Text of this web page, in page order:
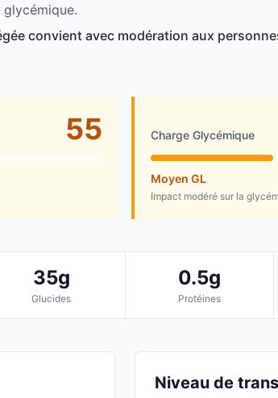
convient avec modération aux
55 Charge Glycémique
Moyen GL
Impact modéré sur la
35g
Glucides
0.5g
Protéines
Niveau de